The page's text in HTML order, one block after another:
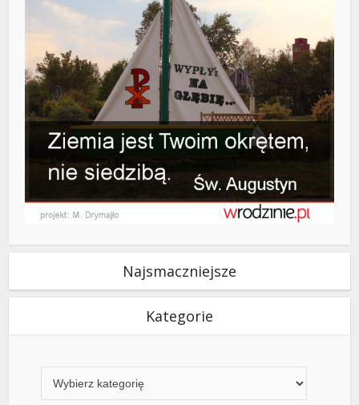
Najsmaczniejsze
Kategorie